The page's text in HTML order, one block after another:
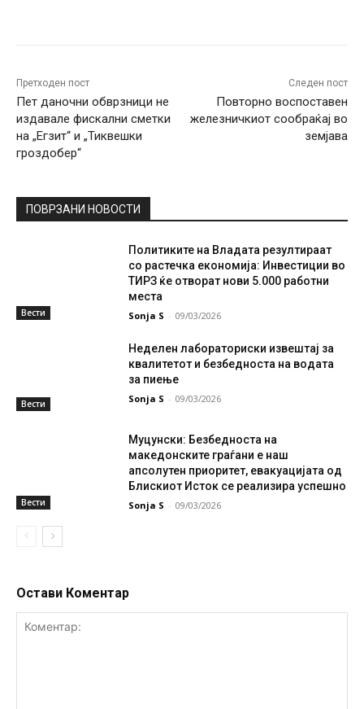
Претходен пост
Пет даночни обврзници не
издавале фискални сметки
на „Егзит“ и „Тиквешки
гроздобер“
Следен пост
Повторно воспоставен
железничкиот сообраќај во
земјава
ПОВРЗАНИ НОВОСТИ
Вести
Политиките на Владата резултираат
со растечка економија: Инвестиции во
ТИРЗ ќе отворат нови 5.000 работни
места
Sonja S - 09/03/2026
Вести
Неделен лабораториски извештај за
квалитетот и безбедноста на водата
за пиење
Sonja S - 09/03/2026
Вести
Муцунски: Безбедноста на
македонските граѓани е наш
апсолутен приоритет, евакуацијата од
Блискиот Исток се реализира успешно
Sonja S - 09/03/2026
Остави Коментар